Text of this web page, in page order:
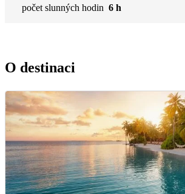
počet slunných hodin 6 h
O destinaci